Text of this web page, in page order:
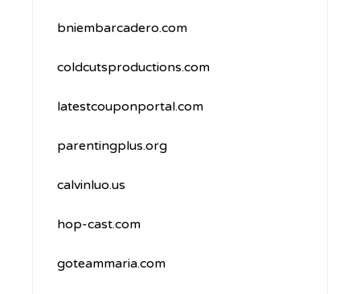
bniembarcadero.com
coldcutsproductions.com
latestcouponportal.com
parentingplus.org
calvinluo.us
hop-cast.com
goteammaria.com